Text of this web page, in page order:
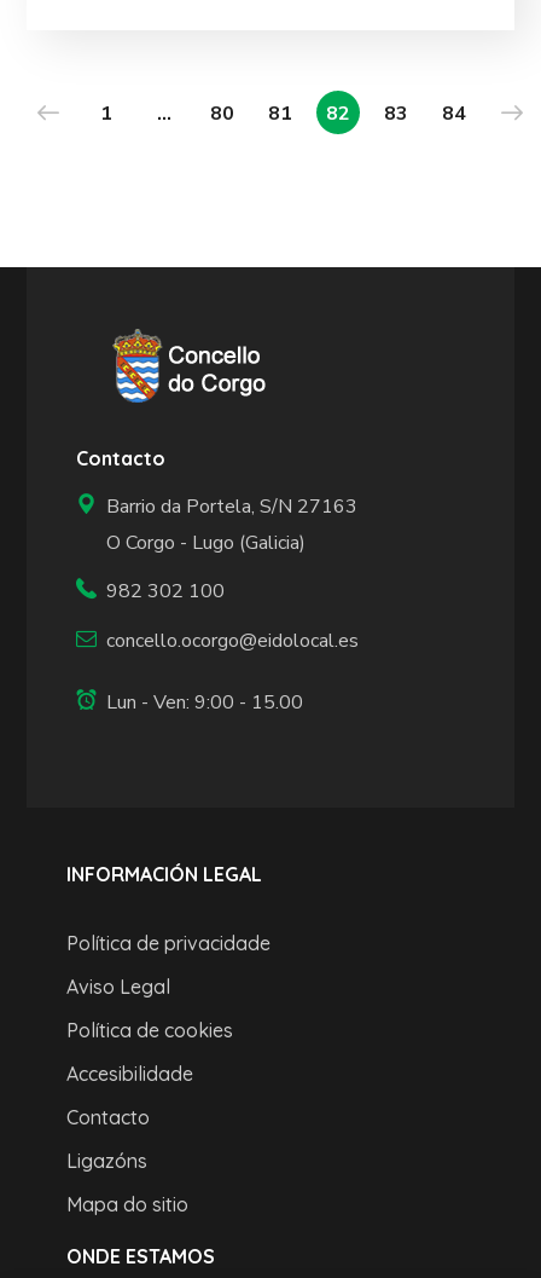
1 … 80 81 82 83 84
Contacto
Barrio da Portela, S/N 27163
O Corgo - Lugo (Galicia)
982 302 100
concello.ocorgo@eidolocal.es
Lun - Ven: 9:00 - 15.00
INFORMACIÓN LEGAL
Política de privacidade
Aviso Legal
Política de cookies
Accesibilidade
Contacto
Ligazóns
Mapa do sitio
ONDE ESTAMOS